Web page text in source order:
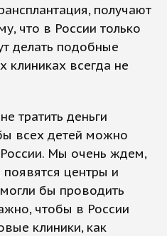
получают
что в России только
делать подобные
клиниках всегда не
тратить деньги
всех детей можно
Мы очень ждем,
центры и
бы проводить
чтобы в России
клиники, как